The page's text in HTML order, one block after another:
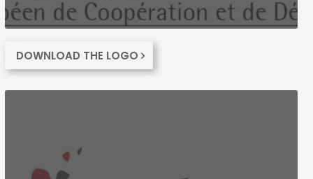
DOWNLOAD THE LOGO